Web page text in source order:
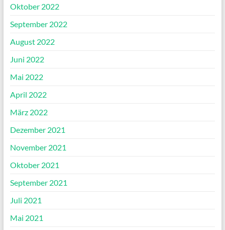
Oktober 2022
September 2022
August 2022
Juni 2022
Mai 2022
April 2022
März 2022
Dezember 2021
November 2021
Oktober 2021
September 2021
Juli 2021
Mai 2021